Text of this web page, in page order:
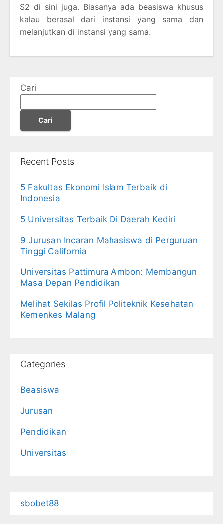
S2 di sini juga. Biasanya ada beasiswa khusus
kalau berasal dari instansi yang sama dan
melanjutkan di instansi yang sama.
Cari
Cari
Recent Posts
5 Fakultas Ekonomi Islam Terbaik di
Indonesia
5 Universitas Terbaik Di Daerah Kediri
9 Jurusan Incaran Mahasiswa di Perguruan
Tinggi California
Universitas Pattimura Ambon: Membangun
Masa Depan Pendidikan
Melihat Sekilas Profil Politeknik Kesehatan
Kemenkes Malang
Categories
Beasiswa
Jurusan
Pendidikan
Universitas
sbobet88